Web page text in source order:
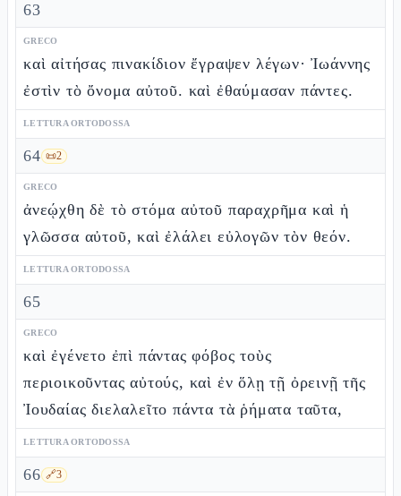
63
GRECO
καὶ αἰτήσας πινακίδιον ἔγραψεν λέγων· Ἰωάννης
ἐστὶν τὸ ὄνομα αὐτοῦ. καὶ ἐθαύμασαν πάντες.
LETTURA ORTODOSSA
64 📜2
GRECO
ἀνεῴχθη δὲ τὸ στόμα αὐτοῦ παραχρῆμα καὶ ἡ
γλῶσσα αὐτοῦ, καὶ ἐλάλει εὐλογῶν τὸν θεόν.
LETTURA ORTODOSSA
65
GRECO
καὶ ἐγένετο ἐπὶ πάντας φόβος τοὺς
περιοικοῦντας αὐτούς, καὶ ἐν ὅλῃ τῇ ὀρεινῇ τῆς
Ἰουδαίας διελαλεῖτο πάντα τὰ ῥήματα ταῦτα,
LETTURA ORTODOSSA
66 🔗3